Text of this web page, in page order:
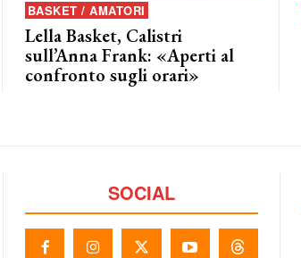
BASKET / AMATORI
Lella Basket, Calistri
sull’Anna Frank: «Aperti al
confronto sugli orari»
SOCIAL